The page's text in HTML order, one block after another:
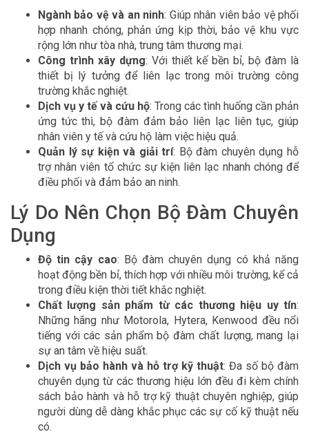
Ngành bảo vệ và an ninh: Giúp nhân viên bảo vệ phối
hợp nhanh chóng, phản ứng kịp thời, bảo vệ khu vực
rộng lớn như tòa nhà, trung tâm thương mại.
Công trình xây dựng: Với thiết kế bền bỉ, bộ đàm là
thiết bị lý tưởng để liên lạc trong môi trường công
trường khắc nghiệt.
Dịch vụ y tế và cứu hộ: Trong các tình huống cần phản
ứng tức thì, bộ đàm đảm bảo liên lạc liên tục, giúp
nhân viên y tế và cứu hộ làm việc hiệu quả.
Quản lý sự kiện và giải trí: Bộ đàm chuyên dụng hỗ
trợ nhân viên tổ chức sự kiện liên lạc nhanh chóng để
điều phối và đảm bảo an ninh.
Lý Do Nên Chọn Bộ Đàm Chuyên
Dụng
Độ tin cậy cao: Bộ đàm chuyên dụng có khả năng
hoạt động bền bỉ, thích hợp với nhiều môi trường, kể cả
trong điều kiện thời tiết khắc nghiệt.
Chất lượng sản phẩm từ các thương hiệu uy tín:
Những hãng như Motorola, Hytera, Kenwood đều nổi
tiếng với các sản phẩm bộ đàm chất lượng, mang lại
sự an tâm về hiệu suất.
Dịch vụ bảo hành và hỗ trợ kỹ thuật: Đa số bộ đàm
chuyên dụng từ các thương hiệu lớn đều đi kèm chính
sách bảo hành và hỗ trợ kỹ thuật chuyên nghiệp, giúp
người dùng dễ dàng khắc phục các sự cố kỹ thuật nếu
có.